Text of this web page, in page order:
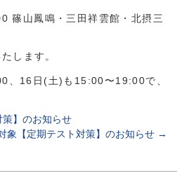
篠山鳳鳴・三田祥雲館・北摂三
します。
、16日(土)も15:00〜19:00で、
】のお知らせ
象【定期テスト対策】のお知らせ →